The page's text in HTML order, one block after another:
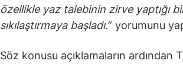
özellikle yaz talebinin zirve yaptığı
sıkılaştırmaya başladı.” yorumunu
Söz konusu açıklamaların ardından